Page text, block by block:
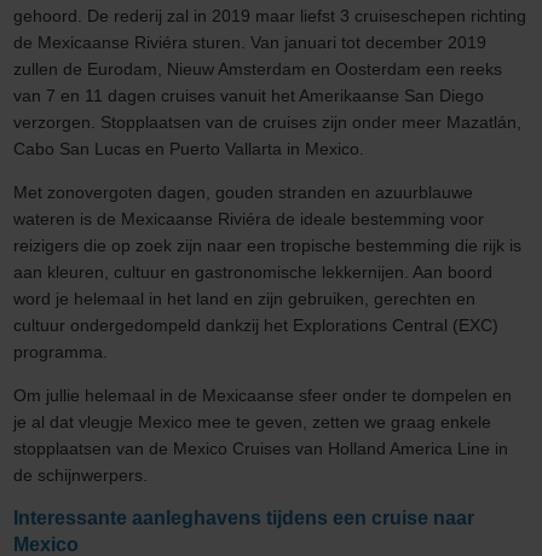
gehoord. De rederij zal in 2019 maar liefst 3 cruiseschepen richting
de Mexicaanse Riviéra sturen. Van januari tot december 2019
zullen de Eurodam, Nieuw Amsterdam en Oosterdam een reeks
van 7 en 11 dagen cruises vanuit het Amerikaanse San Diego
verzorgen. Stopplaatsen van de cruises zijn onder meer Mazatlán,
Cabo San Lucas en Puerto Vallarta in Mexico.
Met zonovergoten dagen, gouden stranden en azuurblauwe
wateren is de Mexicaanse Riviéra de ideale bestemming voor
reizigers die op zoek zijn naar een tropische bestemming die rijk is
aan kleuren, cultuur en gastronomische lekkernijen. Aan boord
word je helemaal in het land en zijn gebruiken, gerechten en
cultuur ondergedompeld dankzij het Explorations Central (EXC)
programma.
Om jullie helemaal in de Mexicaanse sfeer onder te dompelen en
je al dat vleugje Mexico mee te geven, zetten we graag enkele
stopplaatsen van de Mexico Cruises van Holland America Line in
de schijnwerpers.
Interessante aanleghavens tijdens een cruise naar
Mexico